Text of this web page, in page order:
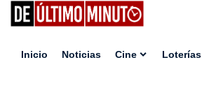
Inicio Noticias Cine Loterías